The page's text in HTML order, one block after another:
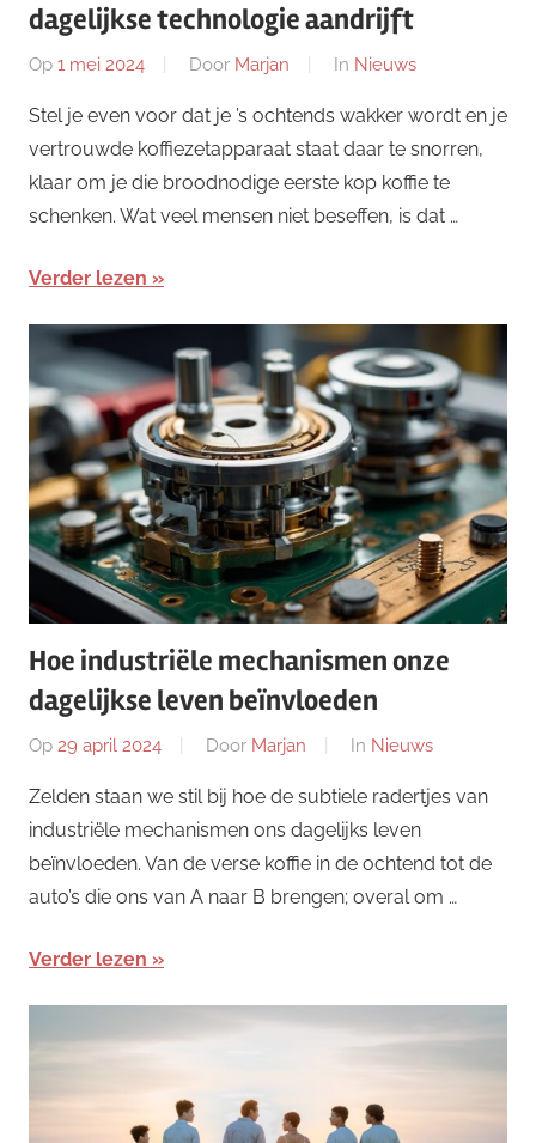
dagelijkse technologie aandrijft
Op 1 mei 2024 Door Marjan In Nieuws
Stel je even voor dat je ’s ochtends wakker wordt en je
vertrouwde koffiezetapparaat staat daar te snorren,
klaar om je die broodnodige eerste kop koffie te
schenken. Wat veel mensen niet beseffen, is dat …
Verder lezen
Hoe industriële mechanismen onze
dagelijkse leven beïnvloeden
Op 29 april 2024 Door Marjan In Nieuws
Zelden staan we stil bij hoe de subtiele radertjes van
industriële mechanismen ons dagelijks leven
beïnvloeden. Van de verse koffie in de ochtend tot de
auto’s die ons van A naar B brengen; overal om …
Verder lezen